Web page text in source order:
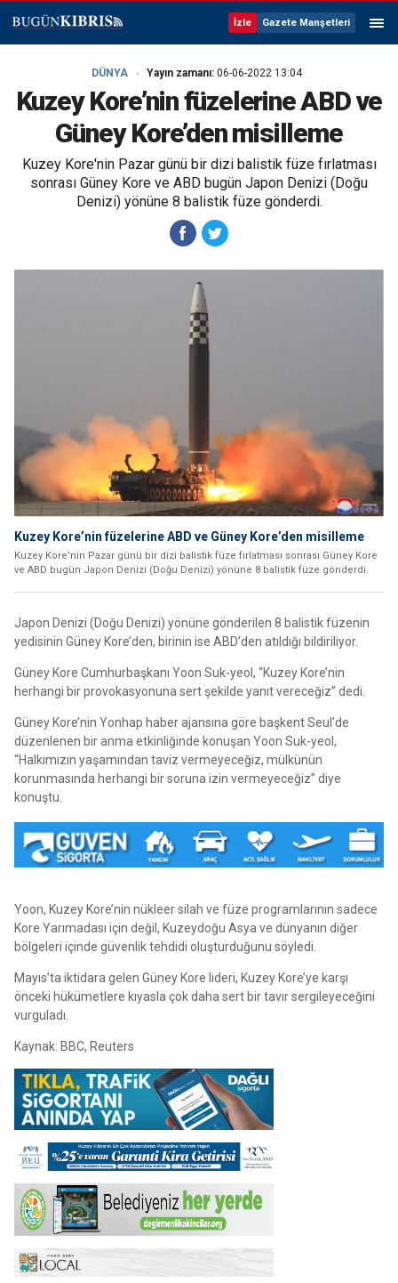
İzle Gazete Manşetleri
DÜNYA Yayın zamanı: 06-06-2022 13:04
Kuzey Kore’nin füzelerine ABD ve
Güney Kore’den misilleme
Kuzey Kore'nin Pazar günü bir dizi balistik füze fırlatması
sonrası Güney Kore ve ABD bugün Japon Denizi (Doğu
Denizi) yönüne 8 balistik füze gönderdi.
Kuzey Kore’nin füzelerine ABD ve Güney Kore’den misilleme
Kuzey Kore'nin Pazar günü bir dizi balistik füze fırlatması sonrası Güney Kore
ve ABD bugün Japon Denizi (Doğu Denizi) yönüne 8 balistik füze gönderdi.
Japon Denizi (Doğu Denizi) yönüne gönderilen 8 balistik füzenin
yedisinin Güney Kore’den, birinin ise ABD’den atıldığı bildiriliyor.
Güney Kore Cumhurbaşkanı Yoon Suk-yeol, “Kuzey Kore’nin
herhangi bir provokasyonuna sert şekilde yanıt vereceğiz” dedi.
Güney Kore’nin Yonhap haber ajansına göre başkent Seul’de
düzenlenen bir anma etkinliğinde konuşan Yoon Suk-yeol,
“Halkımızın yaşamından taviz vermeyeceğiz, mülkünün
korunmasında herhangi bir soruna izin vermeyeceğiz” diye
konuştu.
Yoon, Kuzey Kore’nin nükleer silah ve füze programlarının sadece
Kore Yarımadası için değil, Kuzeydoğu Asya ve dünyanın diğer
bölgeleri içinde güvenlik tehdidi oluşturduğunu söyledi.
Mayıs’ta iktidara gelen Güney Kore lideri, Kuzey Kore’ye karşı
önceki hükümetlere kıyasla çok daha sert bir tavır sergileyeceğini
vurguladı.
Kaynak: BBC, Reuters